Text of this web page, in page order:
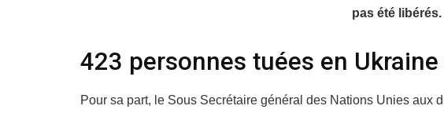
pas été libérés.
423 personnes tuées en
Pour sa part, le Sous Secrétaire général des Nations Unies aux